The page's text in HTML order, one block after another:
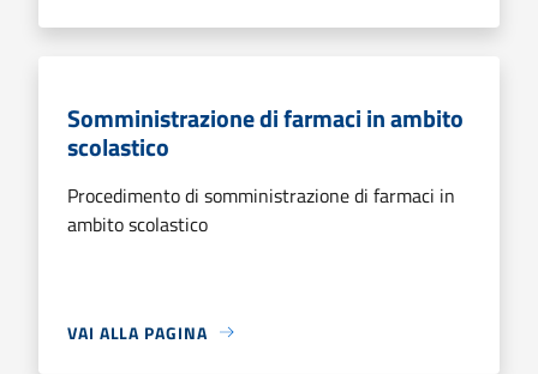
Somministrazione di farmaci in ambito
scolastico
Procedimento di somministrazione di farmaci in
ambito scolastico
VAI ALLA PAGINA